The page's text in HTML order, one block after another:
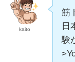
kaito
筋
日
験